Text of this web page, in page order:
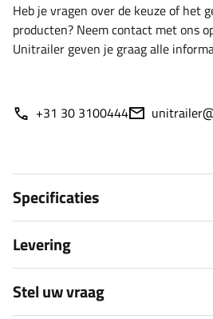
Heb je vragen over de keuze of het
producten? Neem contact met ons
Unitrailer geven je graag alle
+31 30 3100444
Specificaties
Levering
Stel uw vraag